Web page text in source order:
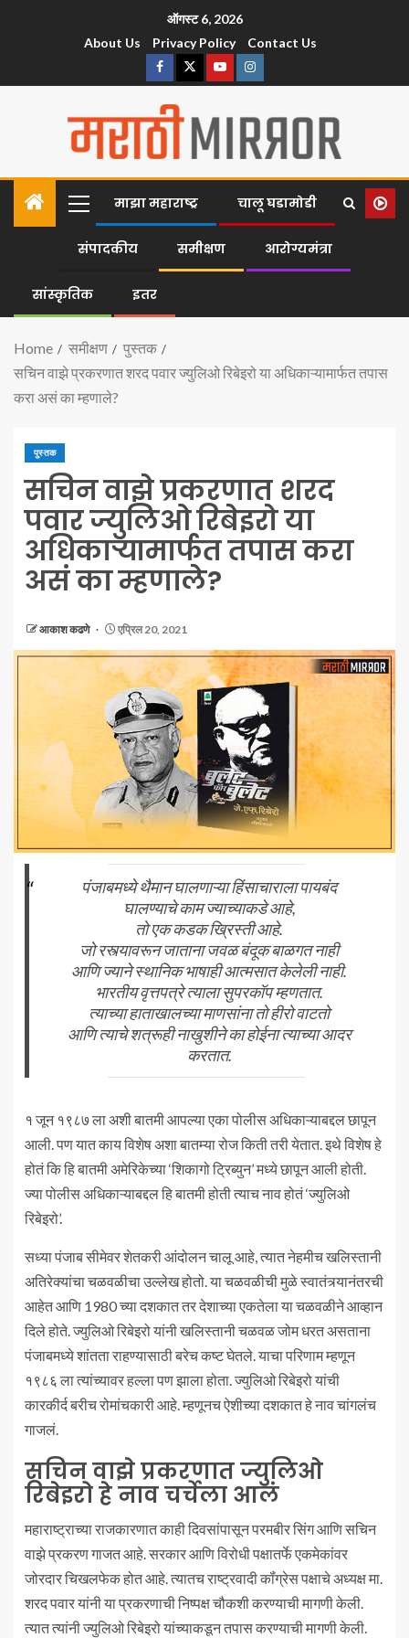
ऑगस्ट 6, 2026
About Us
Privacy Policy Contact Us
माझा महाराष्ट्र चालू घडामोडी
संपादकीय समीक्षण आरोग्यमंत्रा
सांस्कृतिक इतर
Home समीक्षण
पुस्तक
सचिन वाझे प्रकरणात शरद पवार ज्युलिओ रिबेइरो या अधिकाऱ्यामार्फत तपास
करा असं का म्हणाले?
पुस्तक
सचिन वाझे प्रकरणात शरद
पवार ज्युलिओ रिबेइरो या
अधिकाऱ्यामार्फत तपास करा
असं का म्हणाले?
आकाश कढणे एप्रिल 20, 2021
पंजाबमध्ये थैमान घालणाऱ्या हिंसाचाराला पायबंद
घालण्याचे काम ज्याच्याकडे आहे,
तो एक कडक ख्रिस्ती आहे.
जो रस्त्यावरून जाताना जवळ बंदूक बाळगत नाही
आणि ज्याने स्थानिक भाषाही आत्मसात केलेली नाही.
भारतीय वृत्तपत्रे त्याला सुपरकॉप म्हणतात.
त्याच्या हाताखालच्या माणसांना तो हीरो वाटतो
आणि त्याचे शत्रूही नाखुशीने का होईना त्याच्या आदर
करतात.
१ जून १९८७ ला अशी बातमी आपल्या एका पोलीस अधिकाऱ्याबद्दल छापून
आली. पण यात काय विशेष अशा बातम्या रोज किती तरी येतात. इथे विशेष हे
होतं कि हि बातमी अमेरिकेच्या ‘शिकागो ट्रिब्युन’ मध्ये छापून आली होती.
ज्या पोलीस अधिकाऱ्याबद्दल हि बातमी होती त्याच नाव होतं ‘ज्युलिओ
रिबेइरो’.
सध्या पंजाब सीमेवर शेतकरी आंदोलन चालू आहे, त्यात नेहमीच खलिस्तानी
अतिरेक्यांचा चळवळीचा उल्लेख होतो. या चळवळीची मुळे स्वातंत्र्यानंतरची
आहेत आणि 1980 च्या दशकात तर देशाच्या एकतेला या चळवळीने आव्हान
दिले होते. ज्युलिओ रिबेइरो यांनी खलिस्तानी चळवळ जोम धरत असताना
पंजाबमध्ये शांतता राहण्यासाठी बरेच कष्ट घेतले. याचा परिणाम म्हणून
१९८६ ला त्यांच्यावर हल्ला पण झाला होता. ज्युलिओ रिबेइरो यांची
कारकीर्द बरीच रोमांचकारी आहे. म्हणूनच ऐशीच्या दशकात हे नाव चांगलंच
गाजलं.
सचिन वाझे प्रकरणात ज्युलिओ
रिबेइरो हे नाव चर्चेला आलं
महाराष्ट्राच्या राजकारणात काही दिवसांपासून परमबीर सिंग आणि सचिन
वाझे प्रकरण गाजत आहे. सरकार आणि विरोधी पक्षातर्फे एकमेकांवर
जोरदार चिखलफेक होत आहे. त्यातच राष्ट्रवादी कॉंग्रेस पक्षाचे अध्यक्ष मा.
शरद पवार यांनी या प्रकरणाची निष्पक्ष चौकशी करण्याची मागणी केली.
त्यात त्यांनी ज्युलिओ रिबेइरो यांच्याकडून तपास करण्याची मागणी केली.